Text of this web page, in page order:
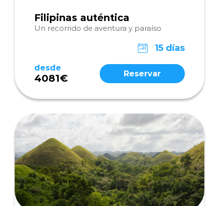
Filipinas auténtica
Un recorrido de aventura y paraíso
15 días
desde
4081€ Reservar